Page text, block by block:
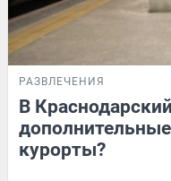
РАЗВЛЕЧЕНИЯ
В
курорты?